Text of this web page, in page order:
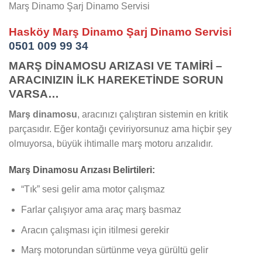
Marş Dinamo Şarj Dinamo Servisi
Hasköy Marş Dinamo Şarj Dinamo Servisi
0501 009 99 34
MARŞ DİNAMOSU ARIZASI VE TAMİRİ –
ARACINIZIN İLK HAREKETİNDE SORUN
VARSA…
Marş dinamosu, aracınızı çalıştıran sistemin en kritik
parçasıdır. Eğer kontağı çeviriyorsunuz ama hiçbir şey
olmuyorsa, büyük ihtimalle marş motoru arızalıdır.
Marş Dinamosu Arızası Belirtileri:
“Tık” sesi gelir ama motor çalışmaz
Farlar çalışıyor ama araç marş basmaz
Aracın çalışması için itilmesi gerekir
Marş motorundan sürtünme veya gürültü gelir